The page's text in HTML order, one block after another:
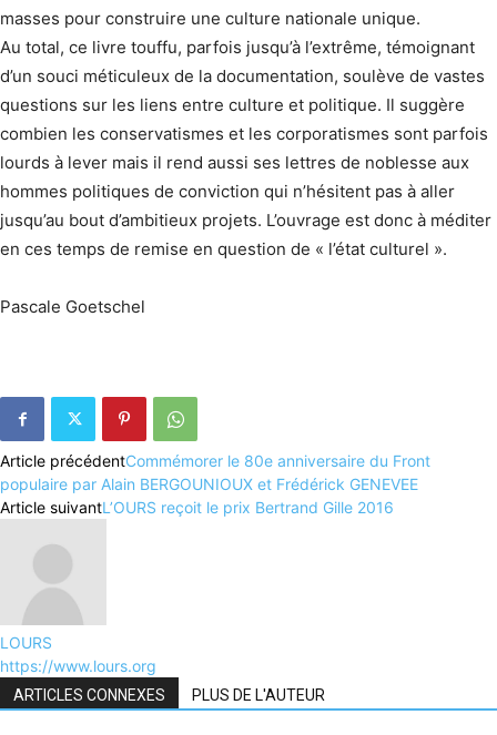
masses pour construire une culture nationale unique.
Au total, ce livre touffu, parfois jusqu’à l’extrême, témoignant
d’un souci méticuleux de la documentation, soulève de vastes
questions sur les liens entre culture et politique. Il suggère
combien les conservatismes et les corporatismes sont parfois
lourds à lever mais il rend aussi ses lettres de noblesse aux
hommes politiques de conviction qui n’hésitent pas à aller
jusqu’au bout d’ambitieux projets. L’ouvrage est donc à méditer
en ces temps de remise en question de « l’état culturel ».
Pascale Goetschel
Article précédentCommémorer le 80e anniversaire du Front
populaire par Alain BERGOUNIOUX et Frédérick GENEVEE
Article suivantL’OURS reçoit le prix Bertrand Gille 2016
LOURS
https://www.lours.org
ARTICLES CONNEXES PLUS DE L'AUTEUR